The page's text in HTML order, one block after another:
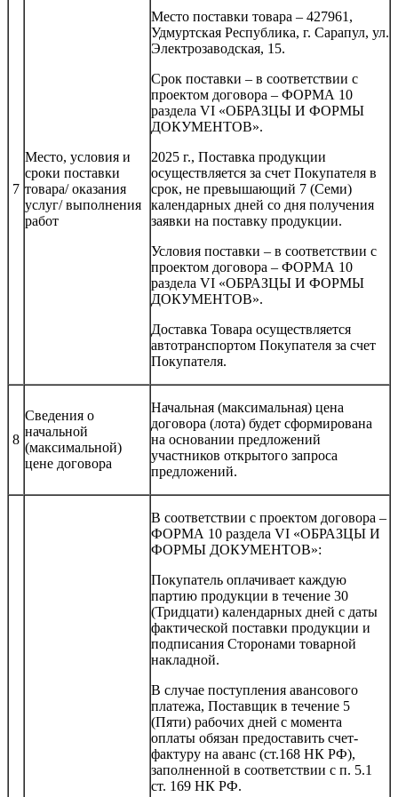
7
Место, условия и
сроки поставки
товара/ оказания
услуг/ выполнения
работ
Место поставки товара – 427961,
Удмуртская Республика, г. Сарапул, ул.
Электрозаводская, 15.
Срок поставки – в соответствии с
проектом договора – ФОРМА 10
раздела VI «ОБРАЗЦЫ И ФОРМЫ
ДОКУМЕНТОВ».
2025 г., Поставка продукции
осуществляется за счет Покупателя в
срок, не превышающий 7 (Семи)
календарных дней со дня получения
заявки на поставку продукции.
Условия поставки – в соответствии с
проектом договора – ФОРМА 10
раздела VI «ОБРАЗЦЫ И ФОРМЫ
ДОКУМЕНТОВ».
Доставка Товара осуществляется
автотранспортом Покупателя за счет
Покупателя.
8
Сведения о
начальной
(максимальной)
цене договора
Начальная (максимальная) цена
договора (лота) будет сформирована
на основании предложений
участников открытого запроса
предложений.
В соответствии с проектом договора –
ФОРМА 10 раздела VI «ОБРАЗЦЫ И
ФОРМЫ ДОКУМЕНТОВ»:
Покупатель оплачивает каждую
партию продукции в течение 30
(Тридцати) календарных дней с даты
фактической поставки продукции и
подписания Сторонами товарной
накладной.
В случае поступления авансового
платежа, Поставщик в течение 5
(Пяти) рабочих дней с момента
оплаты обязан предоставить счет-
фактуру на аванс (ст.168 НК РФ),
заполненной в соответствии с п. 5.1
ст. 169 НК РФ.